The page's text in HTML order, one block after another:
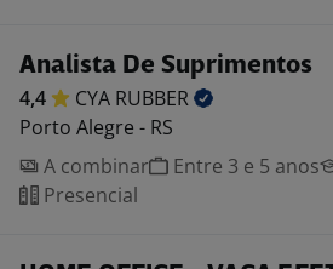
Analista De Suprimentos
4,4 CYA RUBBER
Porto Alegre - RS
A combinar
Entre 3 e 5 anos
Presencial